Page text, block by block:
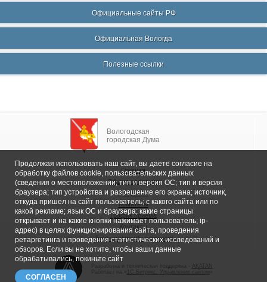
Официальные сайты РФ
Официальная Вологда
Полезные ссылки
Вологодская
городская Дума
Главная
Общие сведения
Депутаты
Комитеты
График приема
Контакты
Депутатские объединения
1С-Битрикс: Управление сайтом
Продолжая использовать наш сайт, вы даете согласие на
обработку файлов cookie, пользовательских данных
(сведения о местоположении; тип и версия ОС; тип и версия
браузера; тип устройства и разрешение его экрана; источник,
откуда пришел на сайт пользователь; с какого сайта или по
какой рекламе; язык ОС и браузера; какие страницы
открывает и на какие кнопки нажимает пользователь; ip-
адрес) в целях функционирования сайта, проведения
ретаргетинга и проведения статистических исследований и
обзоров. Если вы не хотите, чтобы ваши данные
обрабатывались, покиньте сайт
СОГЛАСЕН